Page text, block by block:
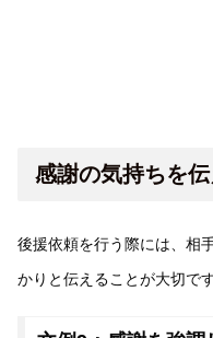
感謝の気持ちを
後援依頼を行う際には、相
かりと伝えることが大切です